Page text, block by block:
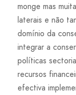
monge mas
laterais e não
domínio da
integrar a
políticas
recursos
efectiva